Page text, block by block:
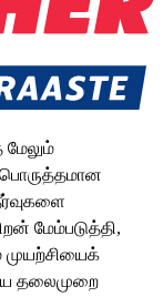
பொருத்தமான
மேம்படுத்தி,
முயற்சியைக்
தலைமுறை